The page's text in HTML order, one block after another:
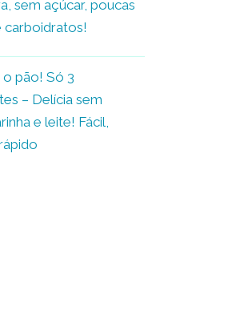
sem açúcar, poucas
carboidratos!
pão! Só 3
– Delícia sem
e leite! Fácil,